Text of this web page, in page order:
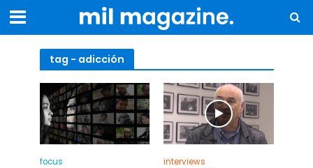
tag - adicción
focus interviews